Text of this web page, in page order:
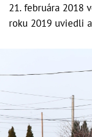
21. februára 2018
roku 2019 uviedli